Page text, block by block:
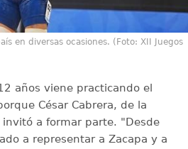
en diversas ocasiones. (Foto: XII Juegos
años viene practicando el
César Cabrera, de la
invitó a formar parte. "Desde
a representar a Zacapa y a